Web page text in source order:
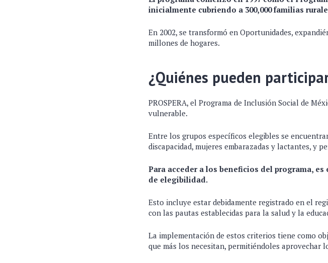
inicialmente cubriendo a 300,000 familias
En 2002, se transformó en Oportunidades,
millones de hogares.
¿Quiénes pueden
PROSPERA, el Programa de Inclusión Social de
vulnerable.
Entre los grupos específicos elegibles se
discapacidad, mujeres embarazadas y lactantes, y
Para acceder a los beneficios del programa,
de elegibilidad.
Esto incluye estar debidamente registrado en el
con las pautas establecidas para la salud y la
La implementación de estos criterios tiene como
que más los necesitan, permitiéndoles aprovechar